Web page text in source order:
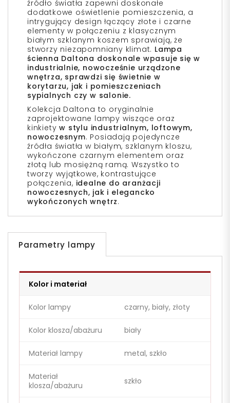
źródło światła zapewni doskonałe
dodatkowe oświetlenie pomieszczenia, a
intrygujący design łączący złote i czarne
elementy w połączeniu z klasycznym
białym szklanym koszem sprawiają, że
stworzy niezapomniany klimat. Lampa
ścienna Daltona doskonale wpasuje się w
industrialnie, nowocześnie urządzone
wnętrza, sprawdzi się świetnie w
korytarzu, jak i pomieszczeniach
sypialnych czy w salonie.
Kolekcja Daltona to oryginalnie
zaprojektowane lampy wiszące oraz
kinkietyw stylu industrialnym, loftowym,
nowoczesnym. Posiadają pojedyncze
źródła światła w białym, szklanym kloszu,
wykończone czarnym elementem oraz
złotą lub mosiężną ramą. Wszystko to
tworzy wyjątkowe, kontrastujące
połączenia, idealne do aranżacji
nowoczesnych, jak i elegancko
wykończonych wnętrz.
Parametry lampy
Kolor i materiał
Kolor lampy czarny, biały, złoty
Kolor klosza/abażuru biały
Materiał lampy metal, szkło
Materiał
klosza/abażuru
szkło